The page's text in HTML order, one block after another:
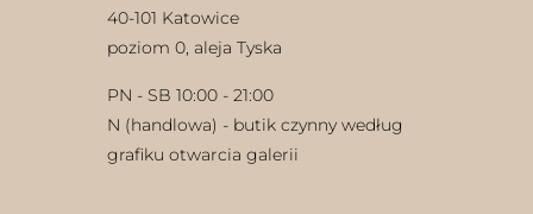
40-101 Katowice
poziom 0, aleja Tyska
PN - SB 10:00 - 21:00
N (handlowa) - butik czynny według
grafiku otwarcia galerii